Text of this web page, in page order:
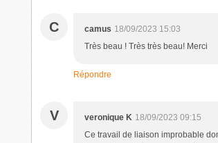
C camus 18/09/2023 15:03
Très beau ! Très très beau! Merci
Répondre
V veronique K 18/09/2023 09:15
Ce travail de liaison improbable